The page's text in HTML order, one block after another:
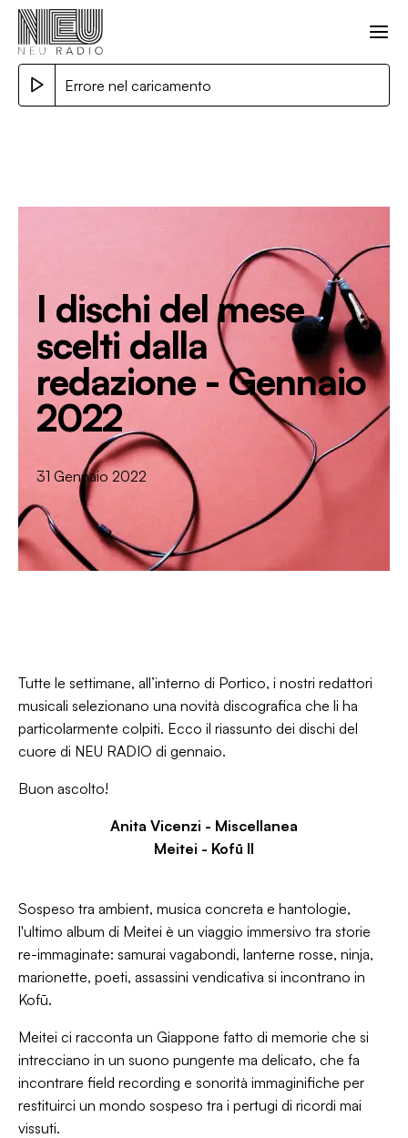
Errore nel caricamento
I dischi del mese
scelti dalla
redazione - Gennaio
2022
31 Gennaio 2022
Tutte le settimane, all’interno di Portico, i nostri redattori
musicali selezionano una novità discografica che li ha
particolarmente colpiti. Ecco il riassunto dei dischi del
cuore di NEU RADIO di gennaio.
Buon ascolto!
Anita Vicenzi - Miscellanea
Meitei - Kofū II
Sospeso tra ambient, musica concreta e hantologie,
l'ultimo album di Meitei è un viaggio immersivo tra storie
re-immaginate: samurai vagabondi, lanterne rosse, ninja,
marionette, poeti, assassini vendicativa si incontrano in
Kofū.
Meitei ci racconta un Giappone fatto di memorie che si
intrecciano in un suono pungente ma delicato, che fa
incontrare field recording e sonorità immaginifiche per
restituirci un mondo sospeso tra i pertugi di ricordi mai
vissuti.